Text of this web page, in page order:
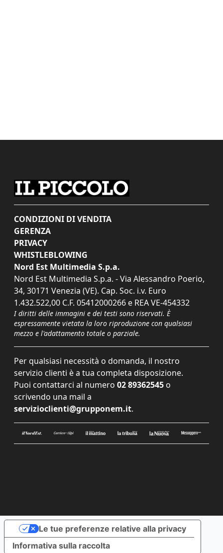
CONDIZIONI DI VENDITA
GERENZA
PRIVACY
WHISTLEBLOWING
Nord Est Multimedia S.p.a.
Nord Est Multimedia S.p.a. - Via Alessandro Poerio,
34, 30171 Venezia (VE). Cap. Soc. i.v. Euro
1.432.522,00 C.F. 05412000266 e REA VE-454332
I diritti delle immagini e dei testi sono riservati. È
espressamente vietata la loro riproduzione con qualsiasi
mezzo e l'adattamento totale o parziale.
Per qualsiasi necessità o domanda, il nostro
servizio clienti è a tua completa disposizione.
Puoi contattarci al numero 02 89362545 o
scrivendo una mail a
servizioclienti@grupponem.it.
Informativa sulla raccolta
Le tue preferenze relative alla privacy